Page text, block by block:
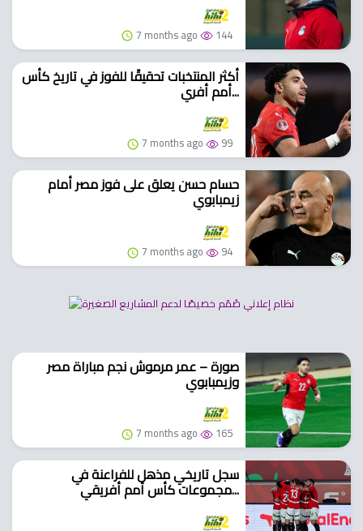
7 months ago 144
أكثر المنتخبات تحقيقًا للفوز في تاريخ كأس
أمم أفري...
7 months ago 99
حسام حسن يعلق على فوز مصر أمام
زيمبابوي
7 months ago 94
صورة – عمر مرموش نجم مباراة مصر
وزيمبابوي
7 months ago 165
سجل تاريخي مذهل للفراعنة في
مجموعات كأس أمم أفريقي...